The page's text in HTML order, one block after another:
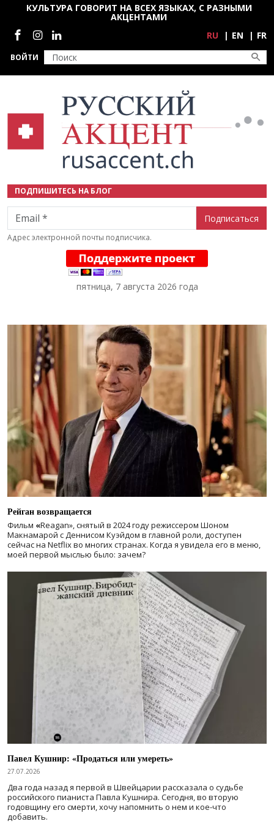
Перейти к основному содержанию
ВОЙТИ
КУЛЬТУРА ГОВОРИТ НА ВСЕХ ЯЗЫКАХ, С РАЗНЫМИ
АКЦЕНТАМИ
Социальные сети
RU EN FR
ПОДПИШИТЕСЬ НА БЛОГ
Email
Адрес электронной почты подписчика.
пятница, 7 августа 2026 года
Рейган возвращается
Фильм «Reagan», снятый в 2024 годурежиссером Шоном
Макнамарой с Деннисом Куэйдом в главной роли, доступен
сейчас на Netflix во многих странах. Когда я увидела его в меню,
моей первой мыслью было: зачем?
Павел Кушнир: «Продаться или умереть»
27.07.2026
Два года назад я первой в Швейцарии рассказала о судьбе
российского пианиста Павла Кушнира. Сегодня, во вторую
годовщину его смерти, хочу напомнить о нем и кое-что
добавить.